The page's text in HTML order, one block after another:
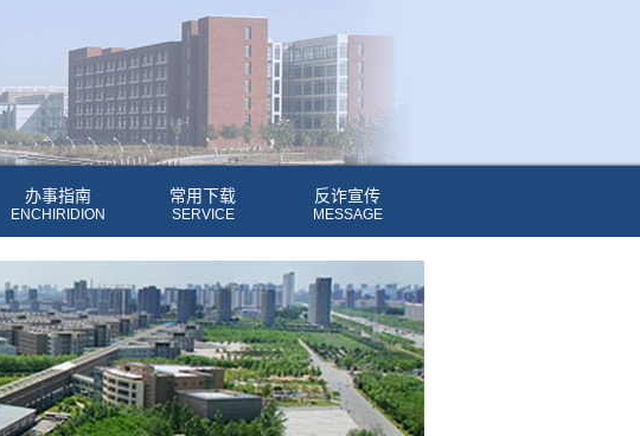
办事指南
ENCHIRIDION
常用下载
SERVICE
反诈宣传
MESSAGE